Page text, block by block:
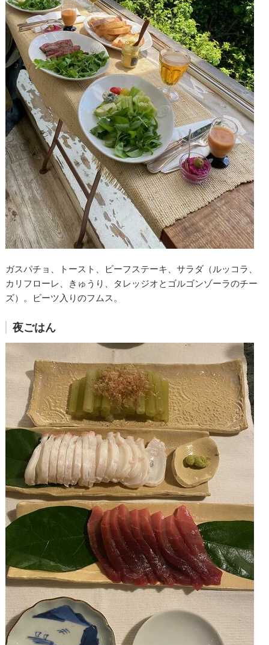
ガスパチョ、トースト、ビーフステーキ、サラダ（ルッコラ、
カリフローレ、きゅうり、タレッジオとゴルゴンゾーラのチー
ズ）。ビーツ入りのフムス。
夜ごはん